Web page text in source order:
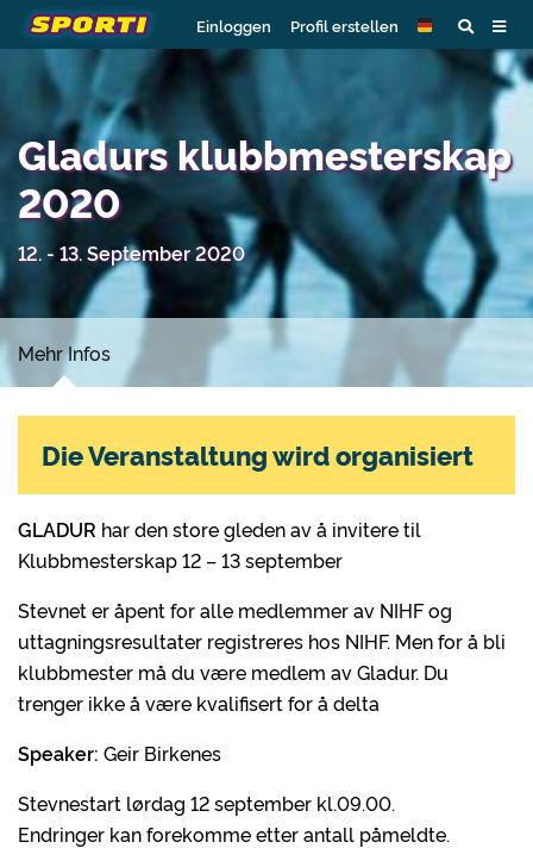
Einloggen Profil erstellen
Gladurs klubbmesterskap
2020
12. - 13. September 2020
Mehr Infos
GLADUR har den store gleden av å invitere til
Klubbmesterskap 12 – 13 september
Stevnet er åpent for alle medlemmer av NIHF og
uttagningsresultater registreres hos NIHF. Men for å bli
klubbmester må du være medlem av Gladur. Du
trenger ikke å være kvalifisert for å delta
Speaker: Geir Birkenes
Stevnestart lørdag 12 september kl.09.00.
Endringer kan forekomme etter antall påmeldte.
Die Veranstaltung wird organisiert